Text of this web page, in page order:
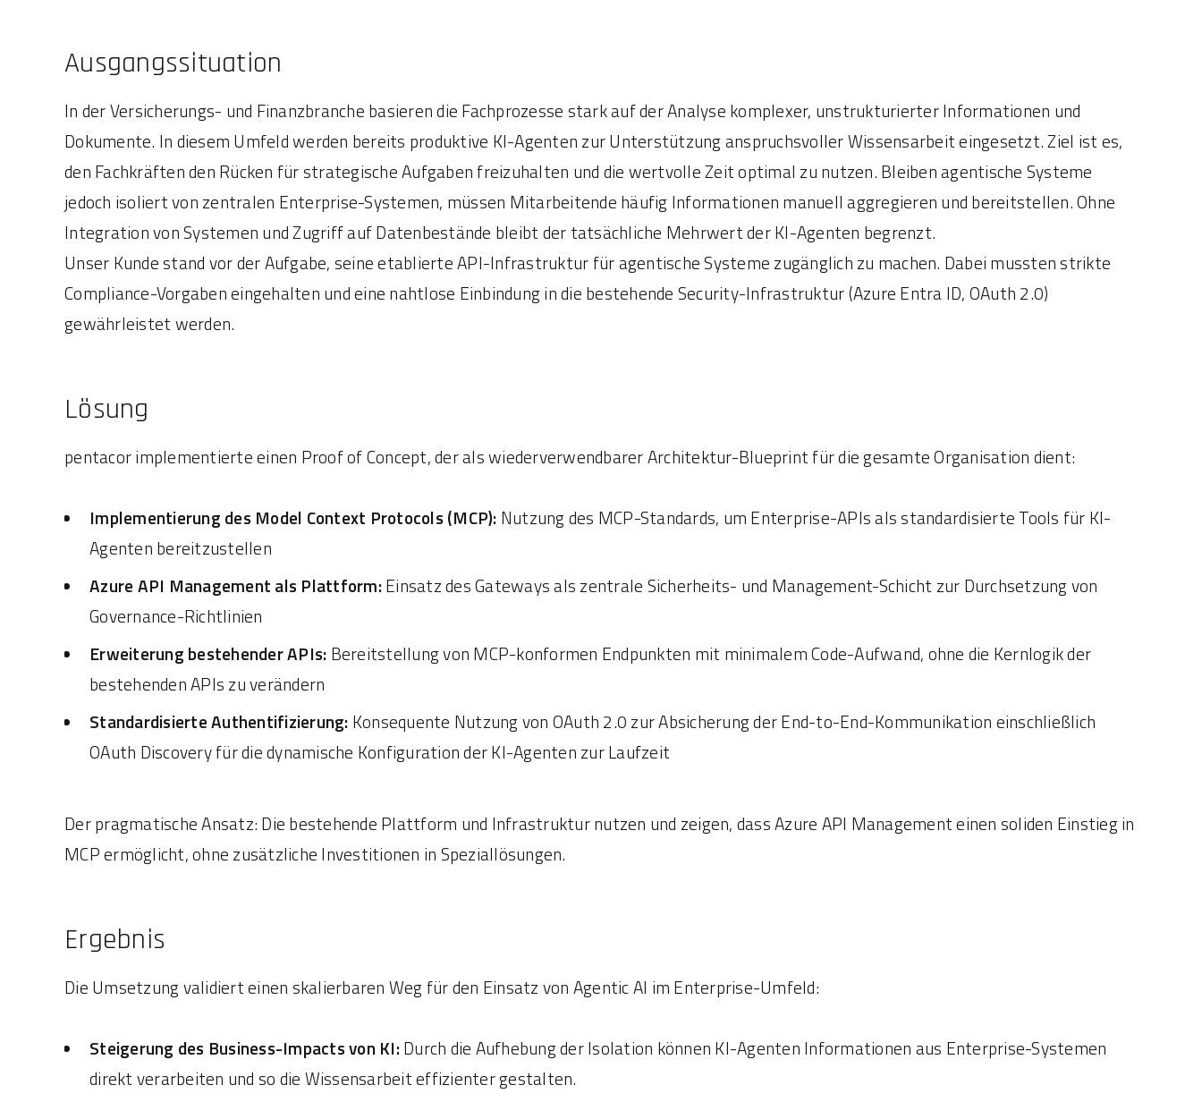
Ausgangssituation
In der Versicherungs- und Finanzbranche basieren die Fachprozesse stark auf der Analyse komplexer, unstrukturierter Informationen und
Dokumente. In diesem Umfeld werden bereits produktive KI-Agenten zur Unterstützung anspruchsvoller Wissensarbeit eingesetzt. Ziel ist es,
den Fachkräften den Rücken für strategische Aufgaben freizuhalten und die wertvolle Zeit optimal zu nutzen. Bleiben agentische Systeme
jedoch isoliert von zentralen Enterprise-Systemen, müssen Mitarbeitende häufig Informationen manuell aggregieren und bereitstellen. Ohne
Integration von Systemen und Zugriff auf Datenbestände bleibt der tatsächliche Mehrwert der KI-Agenten begrenzt.
Unser Kunde stand vor der Aufgabe, seine etablierte API-Infrastruktur für agentische Systeme zugänglich zu machen. Dabei mussten strikte
Compliance-Vorgaben eingehalten und eine nahtlose Einbindung in die bestehende Security-Infrastruktur (Azure Entra ID, OAuth 2.0)
gewährleistet werden.
Lösung
pentacor implementierte einen Proof of Concept, der als wiederverwendbarer Architektur-Blueprint für die gesamte Organisation dient:
Implementierung des Model Context Protocols (MCP): Nutzung des MCP-Standards, um Enterprise-APIs als standardisierte Tools für KI-
Agenten bereitzustellen
Azure API Management als Plattform:Einsatz des Gateways als zentrale Sicherheits- und Management-Schicht zur Durchsetzung von
Governance-Richtlinien
Erweiterung bestehender APIs: Bereitstellung von MCP-konformen Endpunkten mit minimalem Code-Aufwand, ohne die Kernlogik der
bestehenden APIs zu verändern
Standardisierte Authentifizierung: Konsequente Nutzung von OAuth 2.0 zur Absicherung der End-to-End-Kommunikation einschließlich
OAuth Discovery für die dynamische Konfiguration der KI-Agenten zur Laufzeit
Der pragmatische Ansatz: Die bestehende Plattform und Infrastruktur nutzen und zeigen, dass Azure API Management einen soliden Einstieg in
MCP ermöglicht, ohne zusätzliche Investitionen in Speziallösungen.
Ergebnis
Die Umsetzung validiert einen skalierbaren Weg für den Einsatz von Agentic AI im Enterprise-Umfeld:
Steigerung des Business-Impacts von KI:Durch die Aufhebung der Isolation können KI-Agenten Informationen aus Enterprise-Systemen
direkt verarbeiten und so die Wissensarbeit effizienter gestalten.